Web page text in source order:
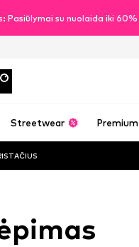
Pasiūlymai su nuolaida iki 60%
Streetwear Premium